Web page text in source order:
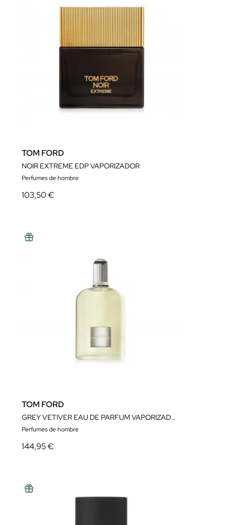
TOM FORD
NOIR EXTREME EDP VAPORIZADOR
Perfumes de hombre
103,50 €
TOM FORD
GREY VETIVER EAU DE PARFUM VAPORIZADOR 100ML
Perfumes de hombre
144,95 €